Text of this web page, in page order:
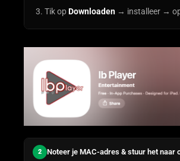
Tik opDownloaden → installeer →
2 Noteer je MAC-adres & stuur het naar